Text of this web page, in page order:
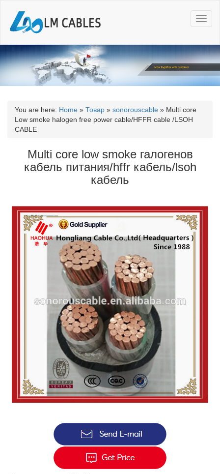
T
o
g
l
n
a
You are here: Home » Товар » sonorouscable » Multi core
Low smoke halogen free power cable/HFFR cable /LSOH
CABLE
Multi core low smoke галогенов
кабель питания/hffr кабель/lsoh
кабель